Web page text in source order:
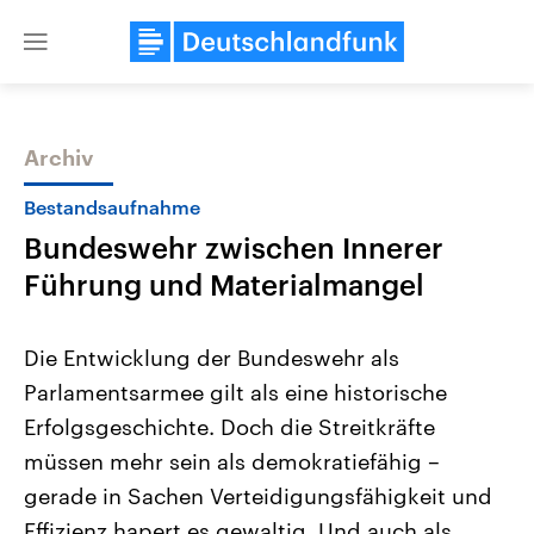
Close
Themen
Landtagswahl Sachsen-Anhalt
2026
Alle Informationen
Sachsen-Anhalt wählt am 6.
September 2026 einen neuen
Landtag. Seit 2021 wird das
Bundesland von einer Koalition aus
USA
Aktuelle Beiträge,
Hintergründe
Wirtschaftlich und
gehören die Vereinigten
den mächtigsten Ländern
mit großem Einfluss auf
Archiv
Bestandsaufnahme
Bundeswehr zwischen Innerer
Führung und Materialmangel
Die Entwicklung der Bundeswehr als
Parlamentsarmee gilt als eine historische
Erfolgsgeschichte. Doch die Streitkräfte
müssen mehr sein als demokratiefähig –
gerade in Sachen Verteidigungsfähigkeit und